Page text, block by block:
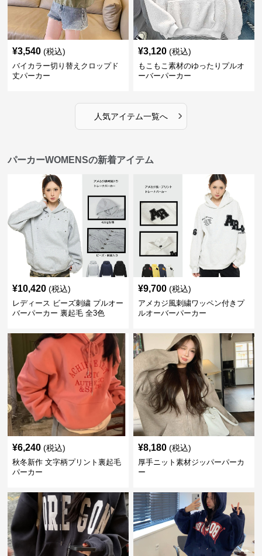
¥3,540 (税込)
バイカラー切り替えクロップド
丈パーカー
¥3,120 (税込)
もこもこ素材のゆったりプルオ
ーバーパーカー
人気アイテム一覧へ ›
パーカーWOMENSの新着アイテム
¥10,420 (税込)
レディース ビーズ刺繍 プルオー
バーパーカー 裏起毛 全3色
¥9,700 (税込)
アメカジ風刺繍ワッペン付きプ
ルオーバーパーカー
¥6,240 (税込)
秋冬新作 文字柄プリント裏起毛
パーカー
¥8,180 (税込)
厚手ニット素材ジッパーパーカ
ー